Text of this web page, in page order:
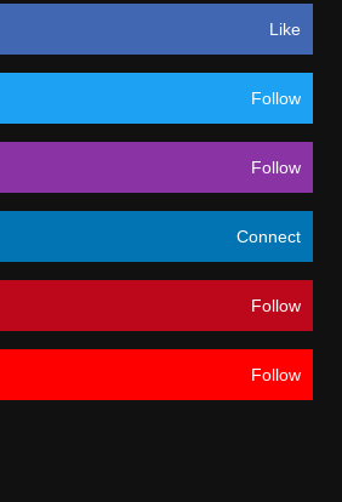
Like
Follow
Follow
Connect
Follow
Follow